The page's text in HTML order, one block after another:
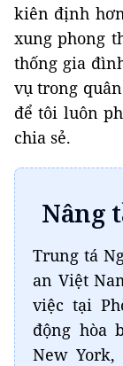
kiên định
xung phong
thống gia
vụ trong
để tôi luôn
chia sẻ.
Nâng
Trung tá
an Việt
việc tại
động hòa
New